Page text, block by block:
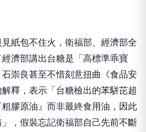
紙包不住火，衛福部、經濟部全
濟部講出台糖是「高標準乖寶
崇良甚至不惜刻意扭曲《食品安
釋，表示「台糖檢出的苯駢芘超
膠原油』而非最終食用油，因此
，假裝忘記衛福部自己先前不斷